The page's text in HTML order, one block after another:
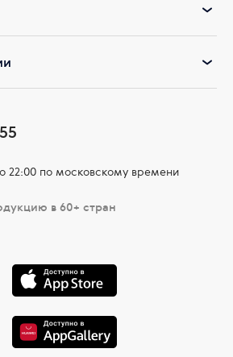
22:00 по московскому времени
в 60+ стран